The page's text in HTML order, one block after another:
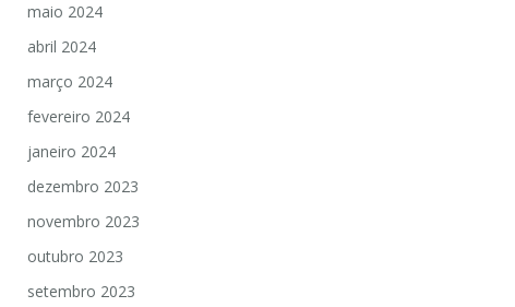
maio 2024
abril 2024
março 2024
fevereiro 2024
janeiro 2024
dezembro 2023
novembro 2023
outubro 2023
setembro 2023